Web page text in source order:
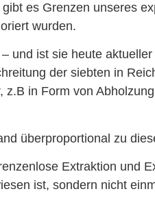
es Grenzen unseres
wurden.
und ist sie heute
der siebten in
in Form von
überproportional zu
Extraktion und
ist, sondern nicht